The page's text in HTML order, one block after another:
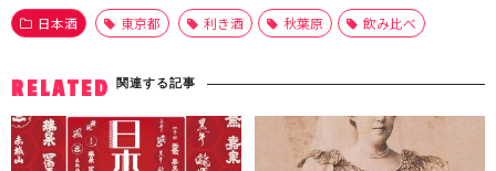
日本酒 東京都 利き酒 秋葉原 飲み比べ
RELATED 関連する記事